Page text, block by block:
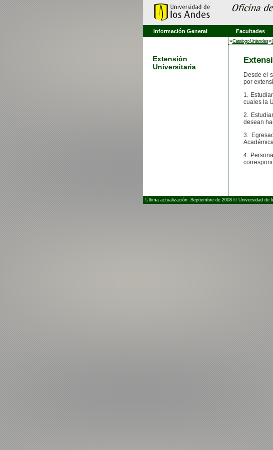
Información General Facultades
Extensión
Universitaria
»Catalogo Uniandes»
Desde el
por
1.
cuales la
2.
desean
3.
4.
Última actualización: Septiembre de 2008 © Universidad de